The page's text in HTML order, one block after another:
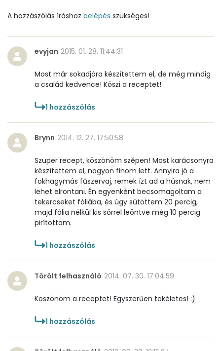
Szénhidrát
Cukor
Élelmi rost
0 mg
Víz
Vitaminok
Összesen
0
A vitamin (RAE):
200 micro
B6 vitamin:
B12 Vitamin:
E vitamin:
C vitamin:
15 mg
D vitamin:
A hozzászólás íráshoz belépés szükséges!
evyjan 2015. 01. 28. 11:44:31
Most már sokadjára készítettem el, de még mindig
a család kedvence! Köszi a receptet!
1 hozzászólás
Brynn 2014. 12. 27. 17:50:58
Szuper recept, köszönöm szépen! Most karácsonyra
készítettem el, nagyon finom lett. Annyira jó a
fokhagymás fűszervaj, remek ízt ad a húsnak, nem
lehet elrontani. Én egyenként becsomagoltam a
tekercseket fóliába, és úgy sütöttem 20 percig,
majd fólia nélkül kis sörrel leöntve még 10 percig
pirítottam.
1 hozzászólás
Törölt felhasználó 2014. 07. 30. 17:04:59
Köszönöm a receptet! Egyszerűen tökéletes! :)
1 hozzászólás